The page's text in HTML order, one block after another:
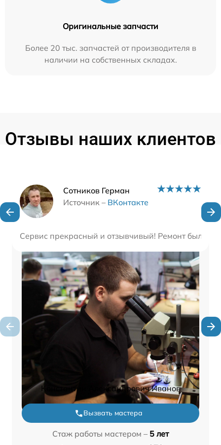
Оригинальные запчасти
Более 20 тыс. запчастей от производителя в
наличии на собственных складах.
Отзывы наших клиентов
Сотников Герман
Источник – ВКонтакте
Сервис прекрасный и отзывчивый! Ремонт был
Наши мастера
Константин Александрович Иванов
Вызвать мастера
Стаж работы мастером – 5 лет